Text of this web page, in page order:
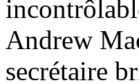
Andrew
secrétaire